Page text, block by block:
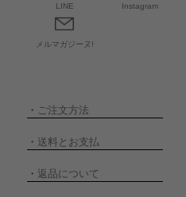
LINE Instagram
メルマガジーヌ!
・ ご注文方法
・ 送料とお支払
・ 返品について